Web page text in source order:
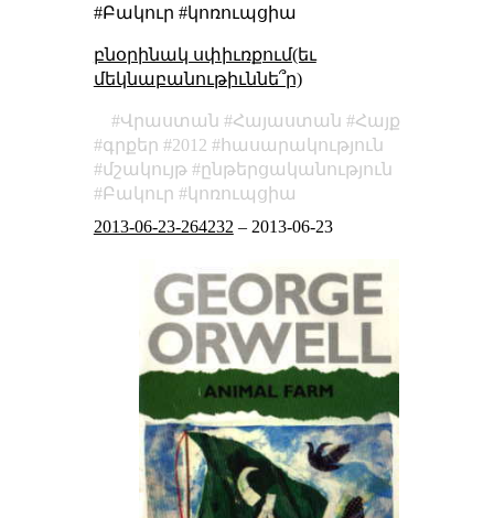
#Բակուր #կոռուպցիա
բնօրինակ սփիւռքում(եւ
մեկնաբանութիւննե՞ր)
Վրաստան Հայաստան
Հայք
գրքեր
2012
հասարակություն
մշակույթ
ընթերցականություն
Բակուր
կոռուպցիա
2013-06-23-264232 – 2013-06-23